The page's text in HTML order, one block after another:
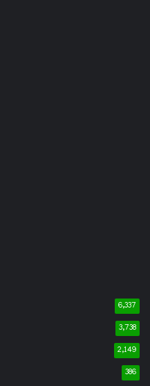
6,337
3,738
2,149
386